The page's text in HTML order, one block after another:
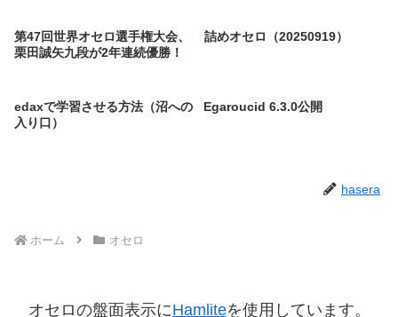
第47回世界オセロ選手権大会、
栗田誠矢九段が2年連続優勝！
詰めオセロ（20250919）
edaxで学習させる方法（沼への
入り口）
Egaroucid 6.3.0公開
hasera
ホーム オセロ
オセロの盤面表示にHamliteを使用しています。